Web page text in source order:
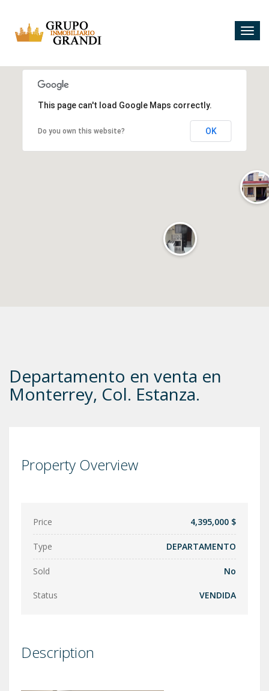
10
2
This page can't load Google Maps correctly.
Do you own this website? OK
Departamento en venta en
Monterrey, Col. Estanza.
Property Overview
Price 4,395,000 $
Type DEPARTAMENTO
Sold No
Status VENDIDA
Description